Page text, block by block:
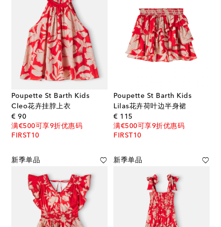
Poupette St Barth Kids
Cleo花卉挂脖上衣
€ 90original price
满€500可享9折优惠码
FIRST10
Poupette St Barth Kids
Lilas花卉荷叶边半身裙
€ 115original price
满€500可享9折优惠码
FIRST10
新季单品 新季单品